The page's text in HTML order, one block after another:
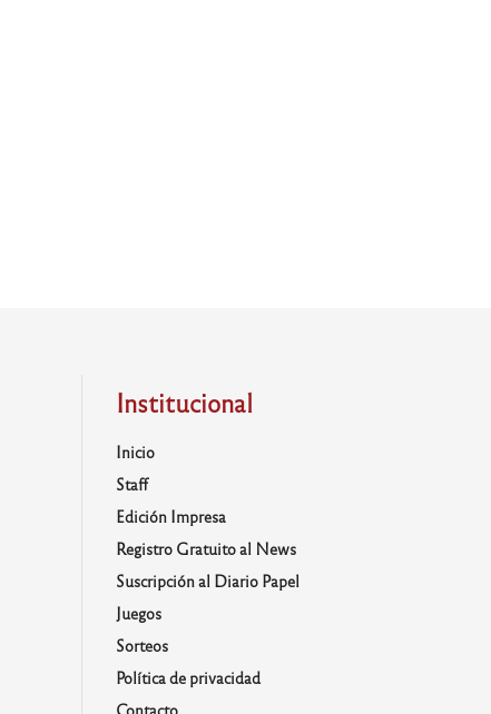
Institucional
Inicio
Staff
Edición Impresa
Registro Gratuito al News
Suscripción al Diario Papel
Juegos
Sorteos
Política de privacidad
Contacto